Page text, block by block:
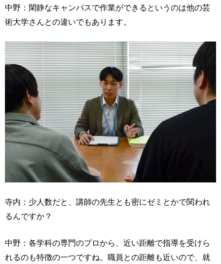
中野：閑静なキャンパスで作業ができるというのは他の芸
術大学さんとの違いでもあります。
寺内：少人数だと、講師の先生とも密にゼミとかで関われ
るんですか？
中野：各学科の専門のプロから、近い距離で指導を受けら
れるのも特徴の一つですね。職員との距離も近いので、就